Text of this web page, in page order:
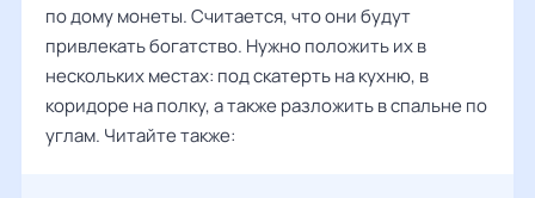
по дому монеты. Считается, что они будут
привлекать богатство. Нужно положить их в
нескольких местах: под скатерть на кухню, в
коридоре на полку, а также разложить в спальне по
углам. Читайте также: